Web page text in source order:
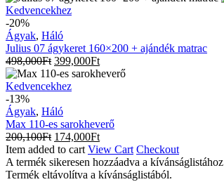
Julius
07
ágykeret
160×200
+
ajándék
matrac
Kedvencekhez
-20%
Ágyak, Háló
Julius 07 ágykeret 160×200 + ajándék matrac
498,000Ft 399,000Ft
Max
110-
es
sarokheverő
Kedvencekhez
-13%
Ágyak, Háló
Max 110-es sarokheverő
200,100Ft 174,000Ft
Item added to cartView Cart Checkout
A termék sikeresen hozzáadva a kívánságlistához
Termék eltávolítva a kívánságlistából.